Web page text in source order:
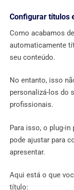
Configurar títulos
Como acabamos
automaticamente
seu conteúdo.
No entanto, isso
personalizá-los do
profissionais.
Para isso, o plug-
pode ajustar para
apresentar.
Aqui está o que
título: